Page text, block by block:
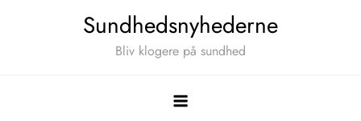
Sundhedsnyhederne
Bliv klogere på sundhed